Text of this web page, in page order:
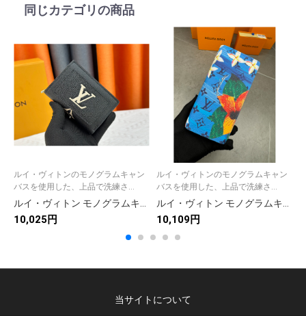
同じカテゴリの商品
ルイ・ヴィトンのモノグラムキャン
バスを使用した、上品で洗練さ...
ルイ・ヴィトン モノグラムキャンバス 上品な長財布 レディースに人気の定番モデル
10,025円
ルイ・ヴィトンのモノグラムキャン
バスを使用した、上品で洗練さ...
ルイ・ヴィトン モノグラムキャンバス 上品な長財布 レディース向け ギフトにも最適
10,109円
当サイトについて